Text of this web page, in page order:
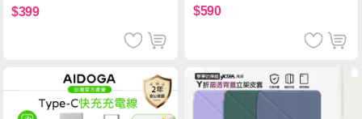
$399 $590